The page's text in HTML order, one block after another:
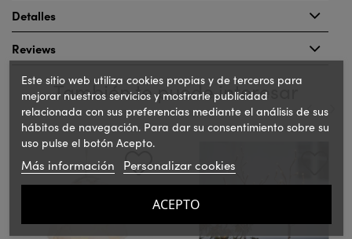
Detalles
Reviews
También te puede interesar
Este sitio web utiliza cookies propias y de terceros para
mejorar nuestros servicios y mostrarle publicidad
relacionada con sus preferencias mediante el análisis de sus
hábitos de navegación. Para dar su consentimiento sobre su
uso pulse el botón Acepto.
Más información Personalizar cookies
ACEPTO